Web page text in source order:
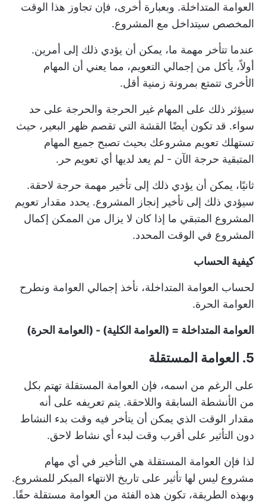
العوامة المتداخلة. وبعبارة أخرى، فإن تجاوز هذا الوقت
المخصص سيتداخل مع المشروع.
عندما تتأخر مهمة ما، يمكن أن يؤدي ذلك إلى أمرين.
أولاً، يأكل من إجمالي التعويم، مما يعني أن المهام
الأخرى تتمتع بمرونة زمنية أقل.
سيؤثر ذلك على المهام غير الحرجة والحرجة على حد
سواء. قد تكون أيضًا القشة التي تقصم ظهر البعير، حيث
تستهلك تعويم مشروعك بحيث تصبح جميع المهام
المتبقية حرجة الآن - لم يعد لديها أي تعويم حر.
ثانيًا، يمكن أن يؤدي ذلك إلى تأخير مهمة حرجة لاحقة.
سيؤدي ذلك إلى تأخير إنجاز المشروع. يحدد مقدار تعويم
المشروع المتبقي ما إذا كان لا يزال من الممكن إكمال
المشروع في الوقت المحدد.
كيفية الحساب
لحساب العوامة المتداخلة، نأخذ إجمالي العوامة ونطرح
العوامة الحرة.
العوامة المتداخلة = (العوامة الكلية) - (العوامة الحرة)
5. العوامة المستقلة
على الرغم من اسمه، فإن العوامة المستقلة تهتم بكل
من الأنشطة السابقة واللاحقة. يتم تعريفه على أنه
مقدار الوقت الذي يمكن أن يتأخر فيه وقت بدء النشاط
دون التأثير على أقرب وقت لبدء أي نشاط لاحق.
لذا فإن العوامة المستقلة هي التأخير في أي مهام
مشروع ليس لها تأثير على تاريخ الانتهاء المبكر للمشروع.
وبهذه الطريقة، تكون هذه الفئة من العوامة مستقلة حقًا.